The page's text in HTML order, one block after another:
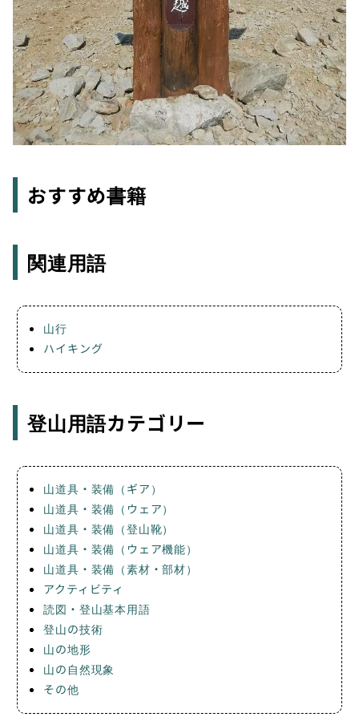
おすすめ書籍
関連用語
山行
ハイキング
登山用語カテゴリー
山道具・装備（ギア）
山道具・装備（ウェア）
山道具・装備（登山靴）
山道具・装備（ウェア機能）
山道具・装備（素材・部材）
アクティビティ
読図・登山基本用語
登山の技術
山の地形
山の自然現象
その他